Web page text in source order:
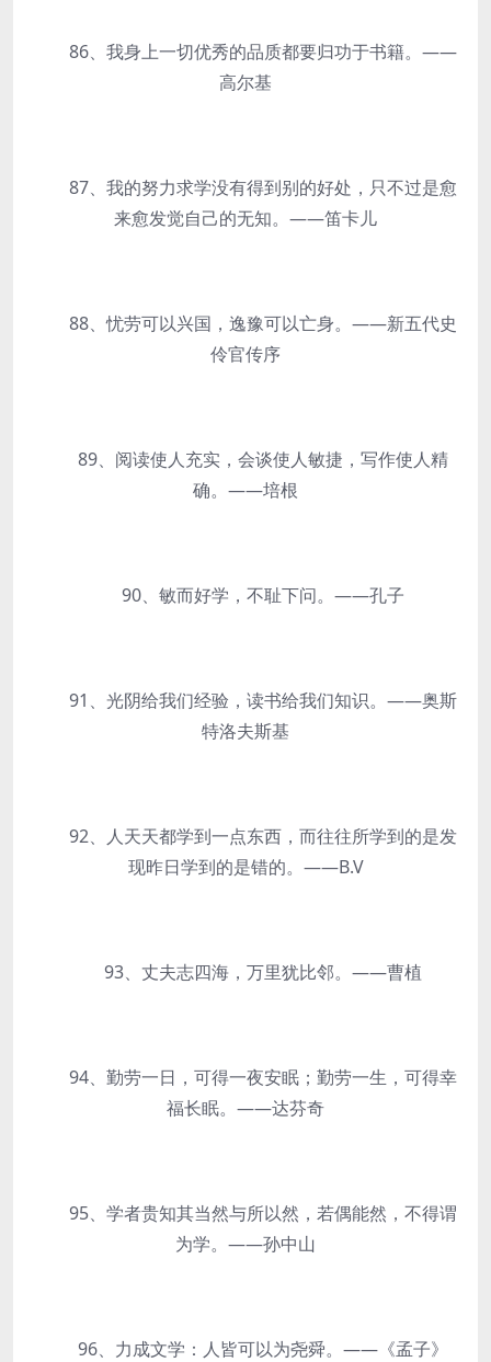
86、我身上一切优秀的品质都要归功于书籍。——
高尔基
87、我的努力求学没有得到别的好处，只不过是愈
来愈发觉自己的无知。——笛卡儿
88、忧劳可以兴国，逸豫可以亡身。——新五代史
伶官传序
89、阅读使人充实，会谈使人敏捷，写作使人精
确。——培根
90、敏而好学，不耻下问。——孔子
91、光阴给我们经验，读书给我们知识。——奥斯
特洛夫斯基
92、人天天都学到一点东西，而往往所学到的是发
现昨日学到的是错的。——B.V
93、丈夫志四海，万里犹比邻。——曹植
94、勤劳一日，可得一夜安眠；勤劳一生，可得幸
福长眠。——达芬奇
95、学者贵知其当然与所以然，若偶能然，不得谓
为学。——孙中山
96、力成文学：人皆可以为尧舜。——《孟子》